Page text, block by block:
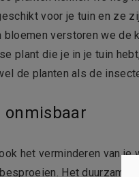
voor je tuin en ze
verstoren we de
plant die je in je tuin
de planten als de
onmisbaar
het verminderen van
Het duurzame